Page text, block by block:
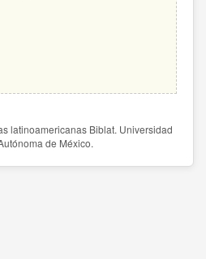
latinoamericanas Biblat. Universidad
de México.